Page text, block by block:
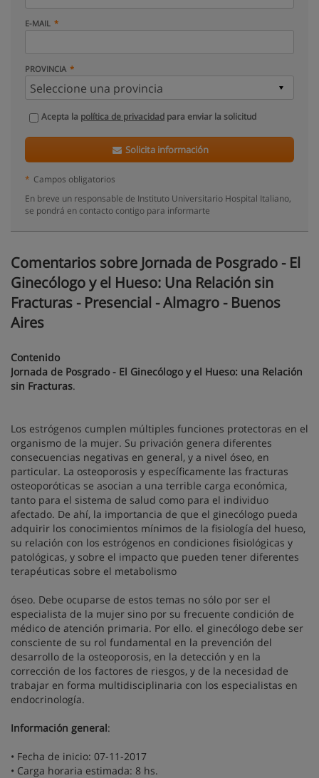
E-MAIL
PROVINCIA
Acepta la política de privacidad para enviar la solicitud
Solicita información
* Campos obligatorios
En breve un responsable de Instituto Universitario Hospital Italiano,
se pondrá en contacto contigo para informarte
Comentarios sobre Jornada de Posgrado - El
Ginecólogo y el Hueso: Una Relación sin
Fracturas - Presencial - Almagro - Buenos
Aires
Contenido
Jornada de Posgrado - El Ginecólogo y el Hueso: una Relación
sin Fracturas.
Los estrógenos cumplen múltiples funciones protectoras en el
organismo de la mujer. Su privación genera diferentes
consecuencias negativas en general, y a nivel óseo, en
particular. La osteoporosis y específicamente las fracturas
osteoporóticas se asocian a una terrible carga económica,
tanto para el sistema de salud como para el individuo
afectado. De ahí, la importancia de que el ginecólogo pueda
adquirir los conocimientos mínimos de la fisiología del hueso,
su relación con los estrógenos en condiciones fisiológicas y
patológicas, y sobre el impacto que pueden tener diferentes
terapéuticas sobre el metabolismo
óseo. Debe ocuparse de estos temas no sólo por ser el
especialista de la mujer sino por su frecuente condición de
médico de atención primaria. Por ello. el ginecólogo debe ser
consciente de su rol fundamental en la prevención del
desarrollo de la osteoporosis, en la detección y en la
corrección de los factores de riesgos, y de la necesidad de
trabajar en forma multidisciplinaria con los especialistas en
endocrinología.
Información general:
• Fecha de inicio: 07-11-2017
• Carga horaria estimada: 8 hs.